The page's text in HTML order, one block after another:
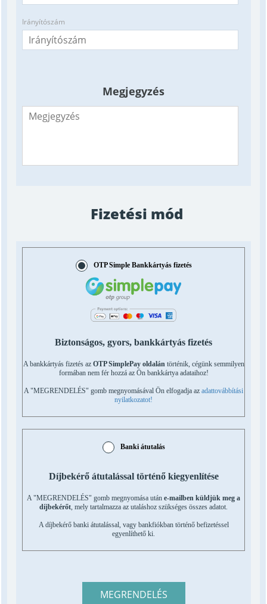
Irányítószám
Megjegyzés
Fizetési mód
OTP Simple Bankkártyás fizetés
Biztonságos, gyors, bankkártyás fizetés
A bankkártyás fizetés azOTP SimplePay oldalán történik, cégünk semmilyen
formában nem fér hozzá az Ön bankkártya adataihoz!
A "MEGRENDELÉS" gomb megnyomásával Ön elfogadja az adattovábbítási
nyilatkozatot!
Banki átutalás
Díjbekérő átutalással történő kiegyenlítése
A "MEGRENDELÉS" gomb megnyomása után e-mailben küldjük meg a
díjbekérőt, mely tartalmazza az utaláshoz szükséges összes adatot.
A díjbekérő banki átutalással, vagy bankfiókban történő befizetéssel
egyenlíthető ki.
MEGRENDELÉS